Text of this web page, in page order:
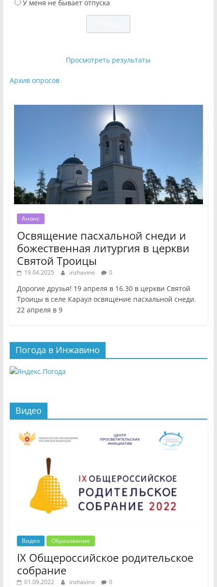
У меня не бывает отпуска
Просмотреть результаты
Архив опросов
Анонс
Освящение пасхальной снеди и
божественная литургия в церкви
Святой Троицы
19.04.2025 inzhavino 0
Дорогие друзья! 19 апреля в 16.30 в церкви Святой
Троицы в селе Караул освящение пасхальной снеди.
22 апреля в 9
Погода в Инжавино
Видео
Видео Образование
IX Общероссийское родительское
собрание
01.09.2022 inzhavino 0